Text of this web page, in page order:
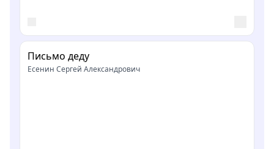
Письмо деду
Есенин Сергей Александрович